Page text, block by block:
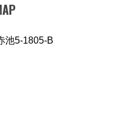
池5-1805-B